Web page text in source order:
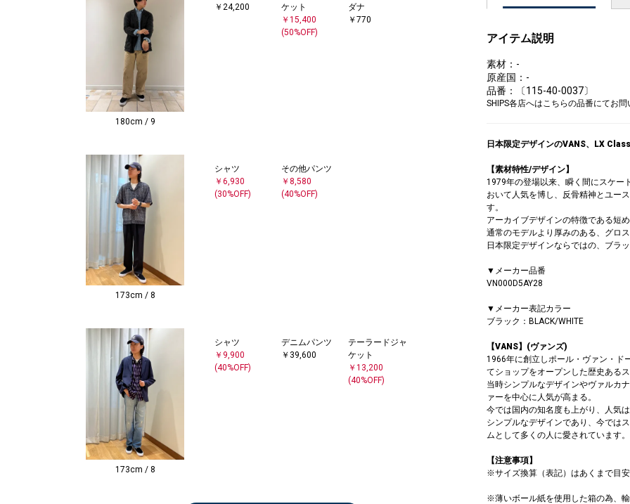
180cm / 9
￥24,200
ケット
￥15,400
(50%OFF)
ダナ
￥770
173cm / 8
シャツ
￥6,930
(30%OFF)
その他パンツ
￥8,580
(40%OFF)
173cm / 8
シャツ
￥9,900
(40%OFF)
デニムパンツ
￥39,600
テーラードジャ
ケット
￥13,200
(40%OFF)
アイテム説明
素材：-
原産国：-
品番：〔115-40-0037〕
SHIPS各店へはこちらの品番にてお問
日本限定デザインのVANS、LX
【素材特性/デザイン】
1979年の登場以来、瞬く間にスケー
おいて人気を博し、反骨精神とユー
す。
アーカイブデザインの特徴である短
通常のモデルより厚みのある、グロ
日本限定デザインならではの、ブラ
▼メーカー品番
VN000D5AY28
▼メーカー表記カラー
ブラック：BLACK/WHITE
【VANS】(ヴァンズ)
1966年に創立しポール・ヴァン・ド
てショップをオープンした歴史ある
当時シンプルなデザインやヴァルカ
ァーを中心に人気が高まる。
今では国内の知名度も上がり、人気
シンプルなデザインであり、今では
ムとして多くの人に愛されています。
【注意事項】
※サイズ換算（表記）はあくまで目安
※薄いボール紙を使用した箱の為、